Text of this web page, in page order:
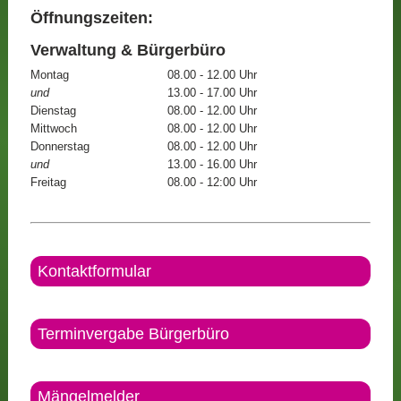
Öffnungszeiten:
Verwaltung & Bürgerbüro
Montag
08.00 - 12.00 Uhr
und
13.00 - 17.00 Uhr
Dienstag
08.00 - 12.00 Uhr
Mittwoch
08.00 - 12.00 Uhr
Donnerstag
08.00 - 12.00 Uhr
und
13.00 - 16.00 Uhr
Freitag
08.00 - 12:00 Uhr
Kontaktformular
Terminvergabe Bürgerbüro
Mängelmelder